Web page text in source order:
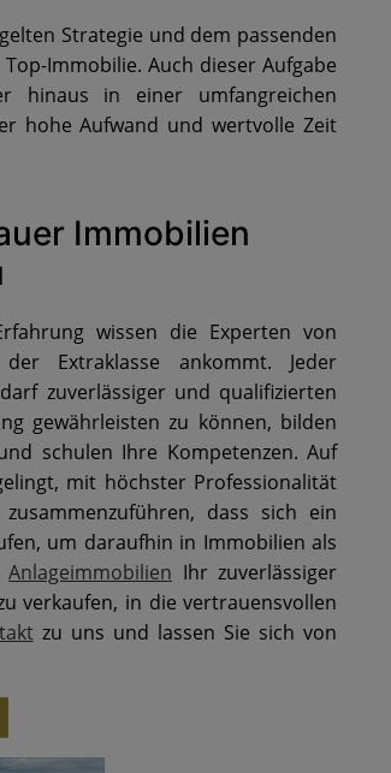
Strategie und dem passenden
Immobilie. Auch dieser Aufgabe
hinaus in einer umfangreichen
hohe Aufwand und wertvolle Zeit
Immobilien
wissen die Experten von
Extraklasse ankommt. Jeder
zuverlässiger und qualifizierten
gewährleisten zu können, bilden
schulen Ihre Kompetenzen. Auf
mit höchster Professionalität
dass sich ein
um daraufhin in Immobilien als
Anlageimmobilien Ihr zuverlässiger
verkaufen, in die vertrauensvollen
zu uns und lassen Sie sich von